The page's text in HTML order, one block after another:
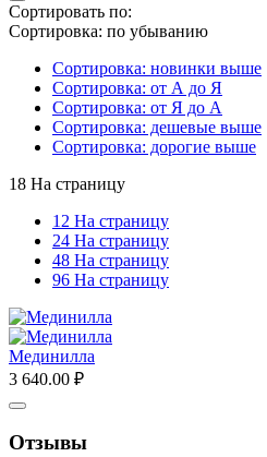
Сортировать по:
Сортировка: по убыванию
Сортировка: новинки выше
Сортировка: от А до Я
Сортировка: от Я до А
Сортировка: дешевые выше
Сортировка: дорогие выше
18 На страницу
12 На страницу
24 На страницу
48 На страницу
96 На страницу
Мединилла
3 640.00 ₽
Отзывы